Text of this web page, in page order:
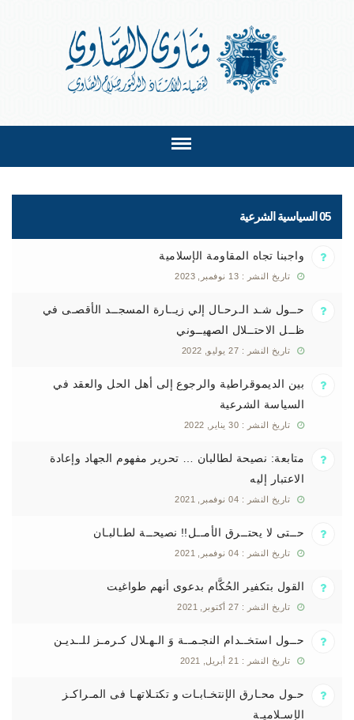
05 السياسية الشرعية
واجبنا تجاه المقاومة الإسلامية
تاريخ النشر : 13 نوفمبر, 2023
حــول شـد الـرحـال إلي زيــارة المسجــد الأقصـى في
ظــل الاحتــلال الصهيــوني
تاريخ النشر : 27 يوليو, 2022
بين الديموقراطية والرجوع إلى أهل الحل والعقد في
السياسة الشرعية
تاريخ النشر : 30 يناير, 2022
متابعة: نصيحة لطالبان … تحرير مفهوم الجهاد وإعادة
الاعتبار إليه
تاريخ النشر : 04 نوفمبر, 2021
حــتى لا يحتــرق الأمــل!! نصيحــة لطـالبـان
تاريخ النشر : 04 نوفمبر, 2021
القول بتكفير الحُكَّام بدعوى أنهم طواغيت
تاريخ النشر : 27 أكتوبر, 2021
حــول استخــدام النجـمــة وَ الـهـلال كـرمـز للــديـن
تاريخ النشر : 21 أبريل, 2021
حـول محـارق الإنتخـابـات و تكتـلاتهـا فى المـراكـز
الإسـلاميـة